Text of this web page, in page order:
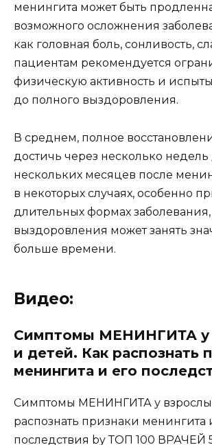
менингита может быть
возможного осложнения
как головная боль, сонливость,
пациентам рекомендуется
физическую активность и
до полного выздоровления.
В среднем, полное
достичь через несколько недель
нескольких месяцев после
в некоторых случаях, особенно
длительных формах
выздоровления может занять
больше времени.
Видео:
Симптомы МЕНИНГИТА у
и детей. Как распознать
менингита и его
Симптомы МЕНИНГИТА у
распознать признаки менингита
последствия by ТОП 100 ВРАЧЕЙ